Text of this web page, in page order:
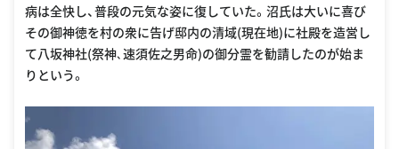
病は全快し、普段の元気な姿に復していた。沼氏は大いに喜び
その御神徳を村の衆に告げ邸内の清域(現在地)に社殿を造営し
て八坂神社(祭神､速須佐之男命)の御分霊を勧請したのが始ま
りという。